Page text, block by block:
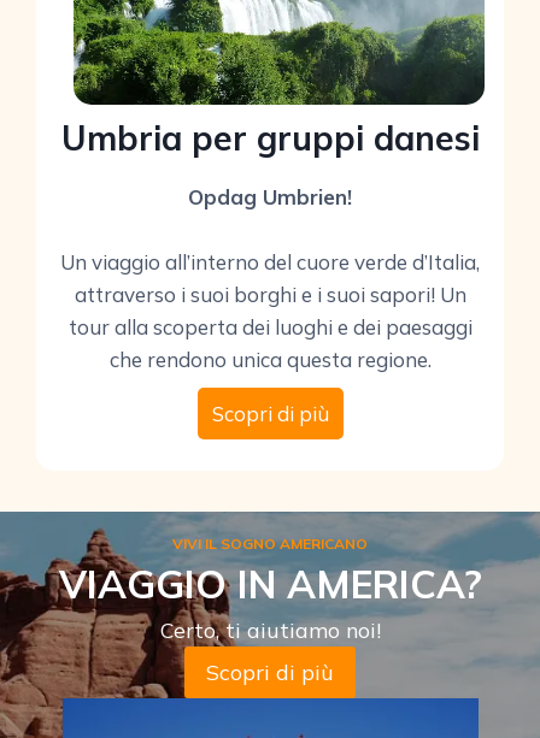
Umbria per gruppi danesi
Opdag Umbrien!
Un viaggio all’interno del cuore verde d’Italia,
attraverso i suoi borghi e i suoi sapori! Un
tour alla scoperta dei luoghi e dei paesaggi
che rendono unica questa regione.
Scopri di più
VIVI IL SOGNO AMERICANO
VIAGGIO IN AMERICA?
Certo, ti aiutiamo noi!
Scopri di più